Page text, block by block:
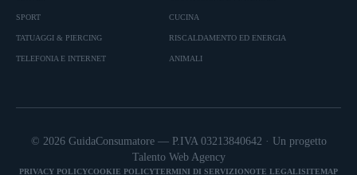
SPORT
TATUAGGI & PIERCING
TELEFONIA E INTERNET
CUCINA
RISCALDAMENTO ED ENERGIA
ANIMALI
© 2026 GuidaConsumatore — P.IVA 03213840642 · Un progetto
Talento Web Agency
PRIVACY POLICYCOOKIE POLICYTERMINI DI SERVIZIONOTE LEGALISITEMAP